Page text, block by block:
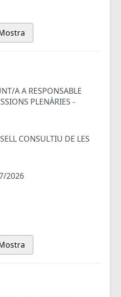
A A RESPONSABLE
PLENÀRIES -
CONSULTIU DE LES
2026